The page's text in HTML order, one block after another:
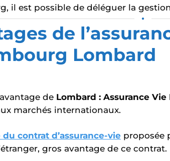
il est possible de déléguer la
•
de
Lombard
de Lombard : Assurance
marchés internationaux.
contrat d’assurance-vie proposée
gros avantage de ce contrat.